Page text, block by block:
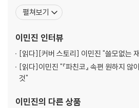
갔다. 예일대학교에서 역사학을 공부한 후
졸업하고 변호사로 일했으나, 건강 문제로
목을 받기 시작했고, 2008년 미국 이민자
펼쳐보기
이민진 인터뷰
[읽다] [커버 스토리] 이민진 "쓸모없는
[읽다] 이민진 "『파친코』 속편 원하지
것"
이민진의 다른 상품